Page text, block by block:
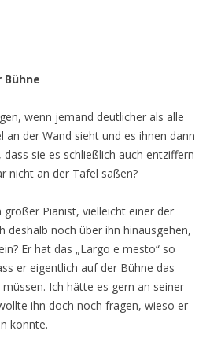
wenn jemand deutlicher als alle
an der Wand sieht und es ihnen dann
sie es schließlich auch entziffern
nicht an der Tafel saßen?
Pianist, vielleicht einer der
deshalb noch über ihn hinausgehen,
Er hat das „Largo e mesto“ so
er eigentlich auf der Bühne das
Ich hätte es gern an seiner
ihn doch noch fragen, wieso er
konnte.